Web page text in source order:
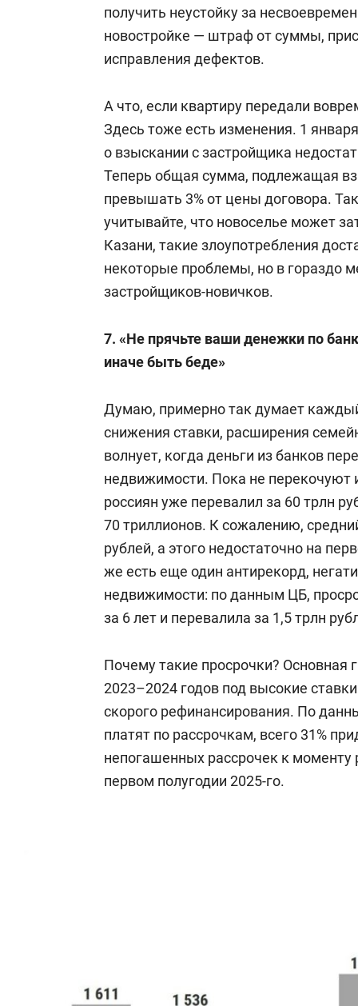
получить неустойку за
новостройке — штраф от суммы,
исправления дефектов.
А что, если квартиру передали
Здесь тоже есть изменения. 1
о взыскании с застройщика
Теперь общая сумма, подлежащая
превышать 3% от цены договора.
учитывайте, что новоселье может
Казани, такие злоупотребления
некоторые проблемы, но в гораздо
застройщиков-новичков.
7. «Не прячьте ваши денежки по
иначе быть беде»
Думаю, примерно так думает
снижения ставки, расширения
волнует, когда деньги из банков
недвижимости. Пока не перекочуют
россиян уже перевалил за 60 трлн
70 триллионов. К сожалению,
рублей, а этого недостаточно на
же есть еще один антирекорд,
недвижимости: по данным ЦБ,
за 6 лет и перевалила за 1,5 трлн
Почему такие просрочки? Основная
2023–2024 годов под высокие
скорого рефинансирования. По
платят по рассрочкам, всего 31%
непогашенных рассрочек к моменту
первом полугодии 2025-го.